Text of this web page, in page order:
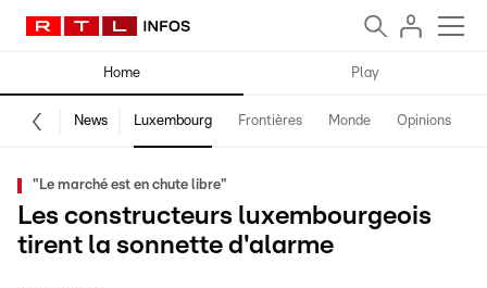
Home Play
News Luxembourg Frontières Monde Opinions
"Le marché est en chute libre"
Les constructeurs luxembourgeois
tirent la sonnette d'alarme